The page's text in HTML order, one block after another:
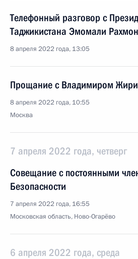
Телефонный разговор с
Таджикистана Эмомали
8 апреля 2022 года, 13:05
Прощание с Владимиром
8 апреля 2022 года, 10:55
Москва
7 апреля 2022 года, четверг
Совещание с постоянными
Безопасности
7 апреля 2022 года, 16:55
Московская область, Ново-Огарёво
6 апреля 2022 года, среда